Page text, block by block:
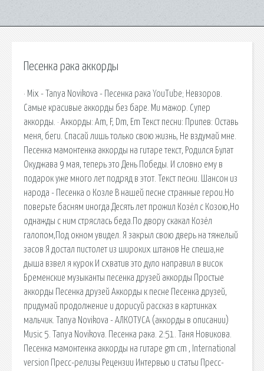
Песенка рака аккорды
· Mix - Tanya Novikova - Песенка рака YouTube; Невзоров.
Самые красивые аккорды без баре. Ми мажор. Супер
аккорды. · Аккорды: Am, F, Dm, Em Текст песни: Припев: Оставь
меня, беги. Спасай лишь только свою жизнь, Не вздумай мне.
Песенка мамонтенка аккорды на гитаре текст, Родился Булат
Окуджава 9 мая, теперь это День Победы. И словно ему в
подарок уже много лет подряд в этот. Текст песни. Шансон из
народа - Песенка о Козле В нашей песне странные герои.Но
поверьте басням иногда.Десять лет прожил Козёл с Козою,Но
однажды с ним стряслась беда.По двору скакал Козёл
галопом,Под окном увидел. Я закрыл свою дверь на тяжелый
засов Я достал пистолет из широких штанов Не спеша,не
дыша взвел я курок И схватив это дуло направил в висок
Бременские музыканты песенка друзей аккорды Простые
аккорды Песенка друзей Аккорды к песне Песенка друзей,
придумай продолжение и дорисуй рассказ в картинках
мальчик. Tanya Novikova - АЛКОТУСА (аккорды в описании)
Music 5. Tanya Novikova. Песенка рака. 2:51. Таня Новикова.
Песенка мамонтенка аккорды на гитаре gm cm , International
version Пресс-релизы Рецензии Интервью и статьи Пресс-